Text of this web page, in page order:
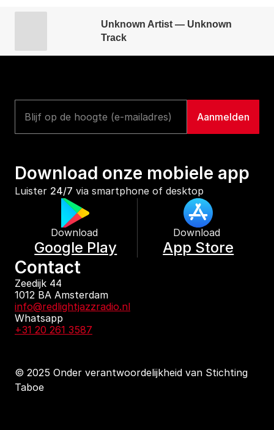
Unknown Artist — Unknown
Track
Download onze mobiele app
Luister 24/7 via smartphone of desktop
Download
Google Play
Download
App Store
Contact
Zeedijk 44
1012 BA Amsterdam
info@redlightjazzradio.nl
Whatsapp
+31 20 261 3587
© 2025 Onder verantwoordelijkheid van Stichting
Taboe